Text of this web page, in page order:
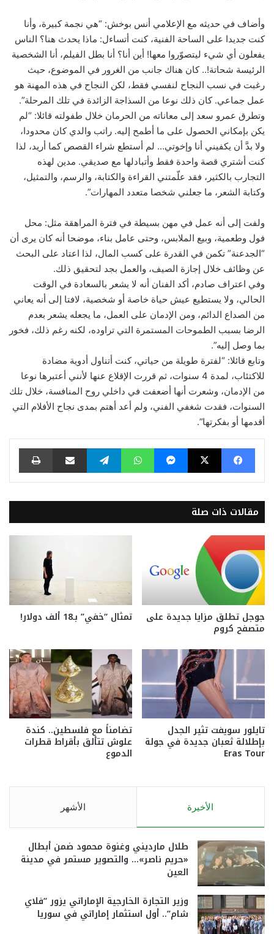
وأضاف في حديثه مع الإعلامي أنس بوخش: “هي نجمة كبيرة، وأنا
كنت جديدا على الساحة الفنية، كنت أتساءل: ماذا يحدث هنا؟ الناس
يفعلون أي شيء ليتصوّروا معها! أين أنا؟ أنا بطل الفيلم، أنا الشخصية
الرئيسة شحاتة!.. كان هناك جانب من الغرور في الموضوع، حيث
رغبت في نسب النجاح لنفسي فقط، لكن النجاح في هذه المهنة هو
عمل جماعي. كان ذلك نوعا من السذاجة الزائدة في تلك المرحلة”.
وتطرق عمرو سعد إلى معاناته من الحرمان خلال طفولته قائلا: “لم
يكن بإمكاني الحصول على ما أطمح إليه. راتب والدي كان محدودا،
ولا بدَّ أن يكفيني أنا وإخوتي… لم أستطع شراء القصص كما أريد، لذا
كنت أشتري قصة واحدة فقط وأتبادلها مع صديقي. مدين لهذه
التجارب بالكثير، فقد علّمتني القراءة والكتابة، والرسم، والتمثيل،
وكتابة الشعر، ما جعلني شخصا متعدد المهارات”.
ولفت إلى أنه عمل في مهن بسيطة في فترة المراهقة مثل: محل
فول وطعمية، وبيع الملابس، وحتى عامل بناء، موضحا أنه كان يرى أن
“الجدعنة” تكمن في القدرة على كسب المال، لذا اعتاد على البحث
عن وظائف خلال إجازة الصيف، والعمل بجد لتحقيق ذلك.
وفي اعتراف صادم، أكد الفنان أنه لا يشعر بالسعادة في الوقت
الحالي، ولا يستطيع عيش حياة خاصة أو شخصية، لافتا إلى أنه يعاني
من الصداع الدائم، ومن الإدمان على العمل، ما يجعله يشعر بعدم
الرضا بسبب الطموحات المستمرة التي تراوده، لكنه رغم ذلك، فخور
بما وصل إليه”.
وتابع قائلا: “لفترة طويلة من حياتي، كنت أتناول أدوية مضادة
للاكتئاب، لمدة 4 سنوات، ثم قررت الإقلاع عنها لأنني أعتبرها نوعا
من الإدمان، وشعرت أنها أضعفت في داخلي روح المنافسة، خلال تلك
السنوات، فقدت شغفي الفني، ولم أعد أهتم بمدى نجاح الأفلام التي
أقدمها أو بفكرتها”.
فيسبوك ‫X ماسنجر واتساب تيلقرام مشاركة عبر البريد طباعة
مقالات ذات صلة
جوجل تطلق مزايا جديدة على
متصفح كروم
تمثال “خفي” بـ18 ألف دولار!
تايلور سويفت تثير الجدل
بإطلالة ثعبان جديدة في جولة
Eras Tour
تضامناً مع فلسطين.. كندة
علوش تتألق بأقراط قطرات
الدموع
الأخيرة الأشهر
طلال مارديني وغنوة محمود ضمن أبطال
«حريم ناصر»… والتصوير مستمر في مدينة
العين
وزير التجارة الخارجية الإماراتي يزور “فلاي
شام”.. أول استثمار إماراتي في سوريا